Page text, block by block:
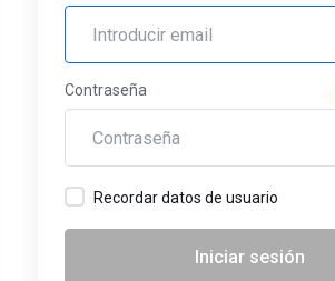
Contraseña
Recordar datos de usuario
Iniciar sesión